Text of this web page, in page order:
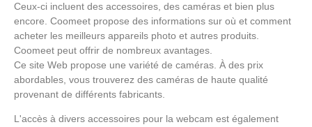
Ceux-ci incluent des accessoires, des caméras et bien plus
encore. Coomeet propose des informations sur où et comment
acheter les meilleurs appareils photo et autres produits.
Coomeet peut offrir de nombreux avantages.
Ce site Web propose une variété de caméras. À des prix
abordables, vous trouverez des caméras de haute qualité
provenant de différents fabricants.
L'accès à divers accessoires pour la webcam est également